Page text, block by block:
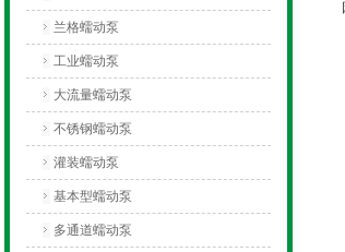
兰格蠕动泵
工业蠕动泵
大流量蠕动泵
不锈钢蠕动泵
灌装蠕动泵
基本型蠕动泵
多通道蠕动泵